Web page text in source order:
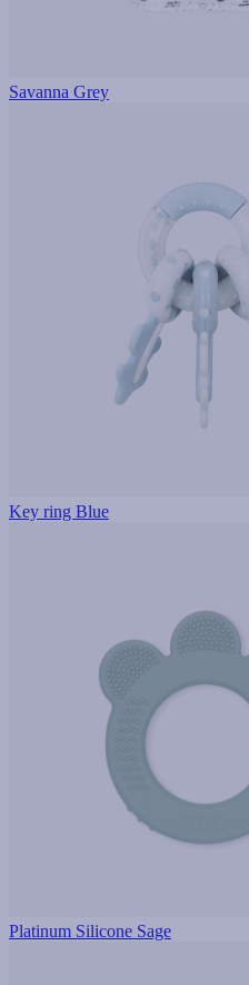
Savanna Grey
Key ring Blue
Platinum Silicone Sage